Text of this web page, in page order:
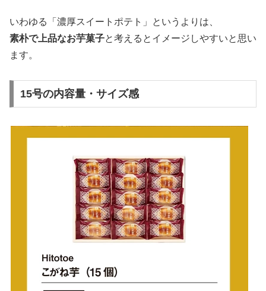
いわゆる「濃厚スイートポテト」というよりは、
素朴で上品なお芋菓子と考えるとイメージしやすいと思い
ます。
15号の内容量・サイズ感